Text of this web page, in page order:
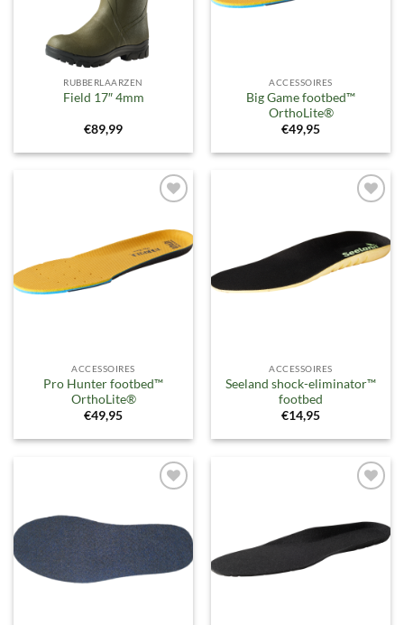
RUBBERLAARZEN
Field 17″ 4mm
€89,99
ACCESSOIRES
Big Game footbed™
OrthoLite®
€49,95
aan
verlanglijst
ACCESSOIRES
Pro Hunter footbed™
OrthoLite®
€49,95
verlanglijst
ACCESSOIRES
Seeland shock-eliminator™
footbed
€14,95
verlanglijst
verlanglijst